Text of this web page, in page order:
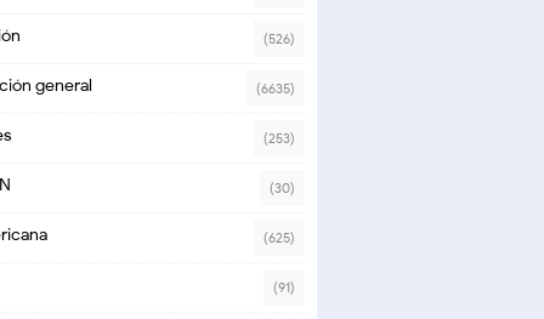
(526)
general (6635)
(253)
(30)
(625)
(91)